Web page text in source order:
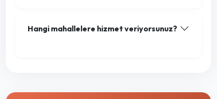
Hangi mahallelere hizmet veriyorsunuz?